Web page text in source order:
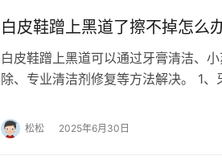
白皮鞋蹭上黑道了擦不掉怎么
白皮鞋蹭上黑道可以通过牙膏清洁、
除、专业清洁剂修复等方法解决。 1
松松 2025年6月30日